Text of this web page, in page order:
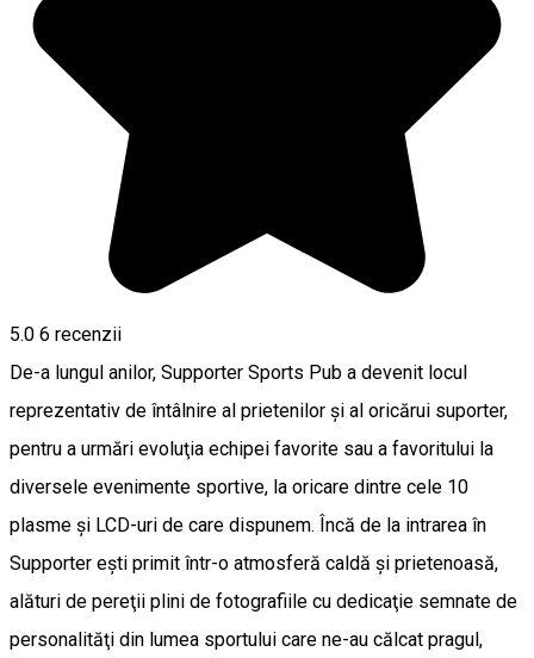
5.0 6 recenzii
De-a lungul anilor, Supporter Sports Pub a devenit locul
reprezentativ de întâlnire al prietenilor şi al oricărui suporter,
pentru a urmări evoluţia echipei favorite sau a favoritului la
diversele evenimente sportive, la oricare dintre cele 10
plasme şi LCD-uri de care dispunem. Încă de la intrarea în
Supporter eşti primit într-o atmosferă caldă şi prietenoasă,
alături de pereţii plini de fotografiile cu dedicaţie semnate de
personalităţi din lumea sportului care ne-au călcat pragul,